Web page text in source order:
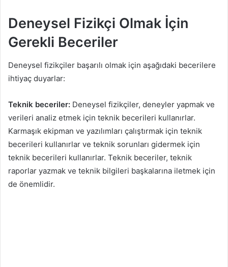
Deneysel Fizikçi Olmak İçin
Gerekli Beceriler
Deneysel fizikçiler başarılı olmak için aşağıdaki becerilere
ihtiyaç duyarlar:
Teknik beceriler: Deneysel fizikçiler, deneyler yapmak ve
verileri analiz etmek için teknik becerileri kullanırlar.
Karmaşık ekipman ve yazılımları çalıştırmak için teknik
becerileri kullanırlar ve teknik sorunları gidermek için
teknik becerileri kullanırlar. Teknik beceriler, teknik
raporlar yazmak ve teknik bilgileri başkalarına iletmek için
de önemlidir.